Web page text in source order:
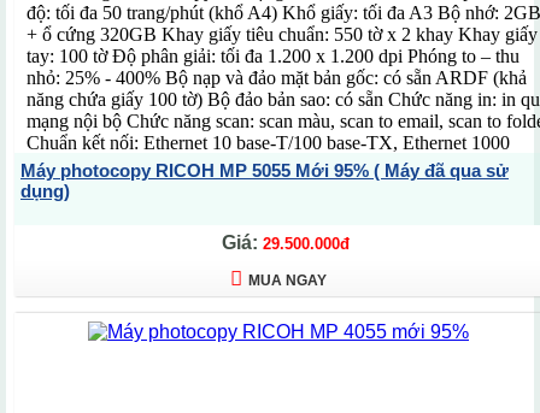
độ: tối đa 50 trang/phút (khổ A4) Khổ giấy: tối đa A3 Bộ nhớ: 2GB
+ ổ cứng 320GB Khay giấy tiêu chuẩn: 550 tờ x 2 khay Khay giấy
tay: 100 tờ Độ phân giải: tối đa 1.200 x 1.200 dpi Phóng to – thu
nhỏ: 25% - 400% Bộ nạp và đảo mặt bản gốc: có sẵn ARDF (khả
năng chứa giấy 100 tờ) Bộ đảo bản sao: có sẵn Chức năng in: in
mạng nội bộ Chức năng scan: scan màu, scan to email, scan to
Chuẩn kết nối: Ethernet 10 base-T/100 base-TX, Ethernet 1000
Base-T Chức năng đặc biệt: Màn hình LCD màu cảm ứng 10,1
chia bộ bản sao điện tử, quét 1 lần sao chụp nhiều lần, quản lý
dùng, in/scan từ ổ đĩa di động USB Kích thước: 587 x 684 x 913
mm Trọng lượng: 71 kg Xuất xứ: Trung Quốc (Hãng Ricoh - Nhật
Bản) Sử dụng mực: MP6054SP Bảo hành: 12 tháng (theo số bản
Máy photocopy RICOH MP 5055 Mới 95% ( Máy đã qua sử
dụng)
Giá: 29.500.000đ
MUA NGAY